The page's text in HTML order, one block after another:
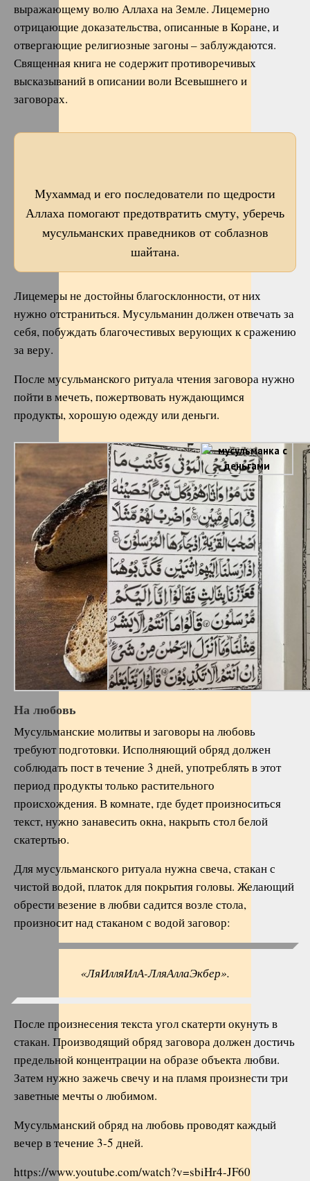
выражающему волю Аллаха на Земле. Лицемерно
отрицающие доказательства, описанные в Коране, и
отвергающие религиозные загоны – заблуждаются.
Священная книга не содержит противоречивых
высказываний в описании воли Всевышнего и
заговорах.
Мухаммад и его последователи по щедрости
Аллаха помогают предотвратить смуту, уберечь
мусульманских праведников от соблазнов
шайтана.
Лицемеры не достойны благосклонности, от них
нужно отстраниться. Мусульманин должен отвечать за
себя, побуждать благочестивых верующих к сражению
за веру.
После мусульманского ритуала чтения заговора нужно
пойти в мечеть, пожертвовать нуждающимся
продукты, хорошую одежду или деньги.
На любовь
Мусульманские молитвы и заговоры на любовь
требуют подготовки. Исполняющий обряд должен
соблюдать пост в течение 3 дней, употреблять в этот
период продукты только растительного
происхождения. В комнате, где будет произноситься
текст, нужно занавесить окна, накрыть стол белой
скатертью.
Для мусульманского ритуала нужна свеча, стакан с
чистой водой, платок для покрытия головы. Желающий
обрести везение в любви садится возле стола,
произносит над стаканом с водой заговор:
«ЛяИлляИлА-ЛляАллаЭкбер».
После произнесения текста угол скатерти окунуть в
стакан. Производящий обряд заговора должен достичь
предельной концентрации на образе объекта любви.
Затем нужно зажечь свечу и на пламя произнести три
заветные мечты о любимом.
Мусульманский обряд на любовь проводят каждый
вечер в течение 3-5 дней.
https://www.youtube.com/watch?v=sbiHr4-JF60